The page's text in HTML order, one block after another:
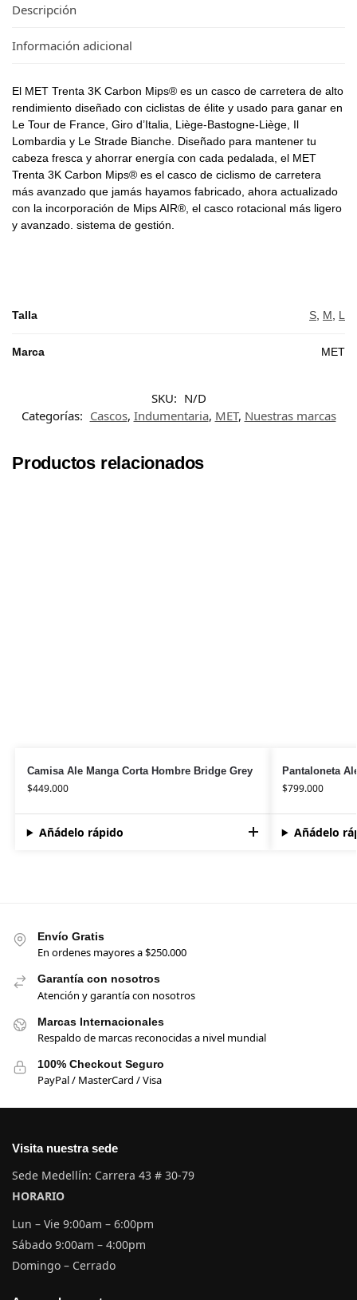
Descripción
Información adicional
El MET Trenta 3K Carbon Mips® es un casco de carretera de alto
rendimiento diseñado con ciclistas de élite y usado para ganar en
Le Tour de France, Giro d’Italia, Liège-Bastogne-Liège, Il
Lombardia y Le Strade Bianche. Diseñado para mantener tu
cabeza fresca y ahorrar energía con cada pedalada, el MET
Trenta 3K Carbon Mips® es el casco de ciclismo de carretera
más avanzado que jamás hayamos fabricado, ahora actualizado
con la incorporación de Mips AIR®, el casco rotacional más ligero
y avanzado. sistema de gestión.
Talla S M L
Marca MET
SKU: N/D
Categorías: Cascos, Indumentaria, MET, Nuestras marcas
Productos relacionados
Camisa Ale Manga Corta Hombre Bridge Grey
$449.000
Añádelo rápido
Pantaloneta
$799.000
Añádelo
Envío Gratis
En ordenes mayores a $250.000
Garantía con nosotros
Atención y garantía con nosotros
Marcas Internacionales
Respaldo de marcas reconocidas a nivel mundial
100% Checkout Seguro
PayPal / MasterCard / Visa
Visita nuestra sede
Sede Medellín: Carrera 43 # 30-79
HORARIO
Lun – Vie 9:00am – 6:00pm
Sábado 9:00am – 4:00pm
Domingo – Cerrado